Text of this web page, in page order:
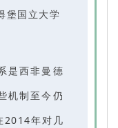
堡国立大学
是西非曼德
机制至今仍
2014年对几